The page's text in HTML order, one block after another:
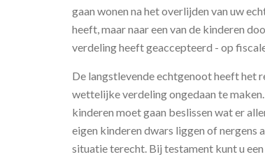
gaan wonen na het overlijden van uw
heeft, maar naar een van de kinderen
verdeling heeft geaccepteerd - op
De langstlevende echtgenoot heeft het
wettelijke verdeling ongedaan te
kinderen moet gaan beslissen wat er
eigen kinderen dwars liggen of nergens
situatie terecht. Bij testament kunt u